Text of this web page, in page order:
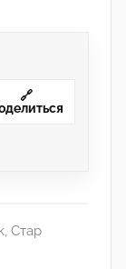
🔗
, Стар